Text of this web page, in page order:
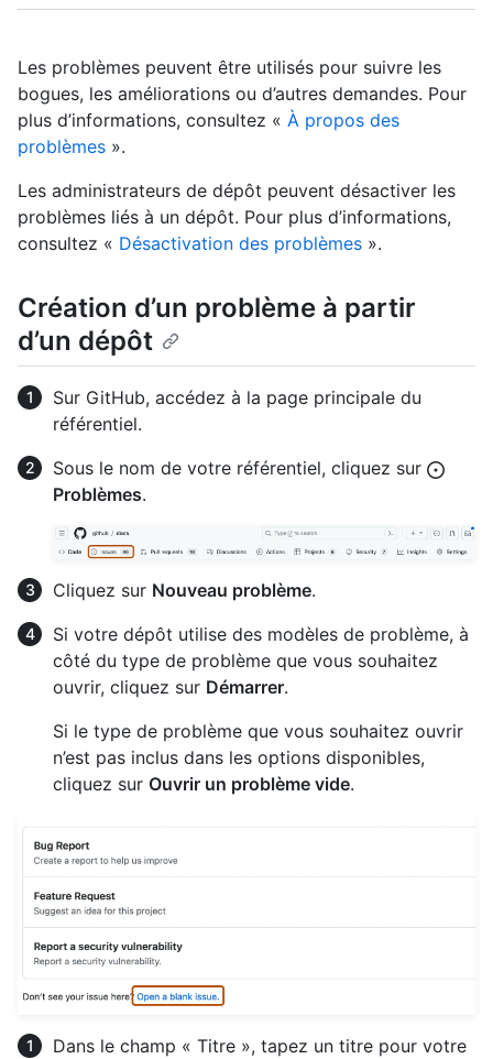
Les problèmes peuvent être utilisés pour suivre les
bogues, les améliorations ou d’autres demandes. Pour
plus d’informations, consultez « À propos des
problèmes ».
Les administrateurs de dépôt peuvent désactiver les
problèmes liés à un dépôt. Pour plus d’informations,
consultez « Désactivation des problèmes ».
Création d’un problème à partir
d’un dépôt
Sur GitHub, accédez à la page principale du
référentiel.
Sous le nom de votre référentiel, cliquez sur
Problèmes.
Cliquez sur Nouveau problème.
Si votre dépôt utilise des modèles de problème, à
côté du type de problème que vous souhaitez
ouvrir, cliquez sur Démarrer.
Si le type de problème que vous souhaitez ouvrir
n’est pas inclus dans les options disponibles,
cliquez sur Ouvrir un problème vide.
Dans le champ « Titre », tapez un titre pour votre